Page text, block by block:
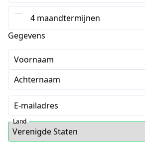
4 maandtermijnen
Gegevens
Voornaam
Achternaam
E-mailadres
Land